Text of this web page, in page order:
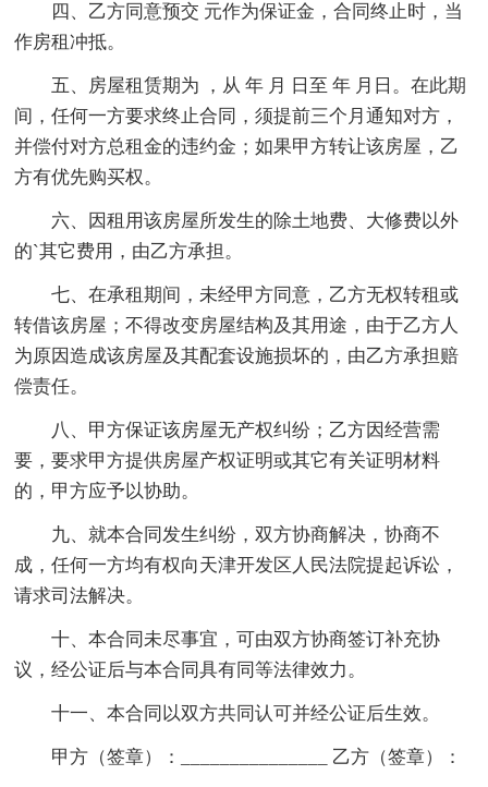
四、乙方同意预交 元作为保证金，合同终止时，当
作房租冲抵。
五、房屋租赁期为 ，从 年 月 日至 年 月日。在此期
间，任何一方要求终止合同，须提前三个月通知对方，
并偿付对方总租金的违约金；如果甲方转让该房屋，乙
方有优先购买权。
六、因租用该房屋所发生的除土地费、大修费以外
的`其它费用，由乙方承担。
七、在承租期间，未经甲方同意，乙方无权转租或
转借该房屋；不得改变房屋结构及其用途，由于乙方人
为原因造成该房屋及其配套设施损坏的，由乙方承担赔
偿责任。
八、甲方保证该房屋无产权纠纷；乙方因经营需
要，要求甲方提供房屋产权证明或其它有关证明材料
的，甲方应予以协助。
九、就本合同发生纠纷，双方协商解决，协商不
成，任何一方均有权向天津开发区人民法院提起诉讼，
请求司法解决。
十、本合同未尽事宜，可由双方协商签订补充协
议，经公证后与本合同具有同等法律效力。
十一、本合同以双方共同认可并经公证后生效。
甲方（签章）：_______________ 乙方（签章）：